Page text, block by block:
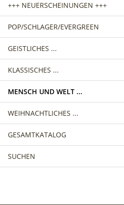
+++ NEUERSCHEINUNGEN +++
POP/SCHLAGER/EVERGREEN
GEMISCHTER CHOR
FRAUENCHOR
MÄNNERCHOR
GEISTLICHES ...
GEMISCHTER CHOR
FRAUENCHOR
MÄNNERCHOR
KLASSISCHES ...
GEMISCHTER CHOR
FRAUENCHOR
MÄNNERCHOR
MENSCH UND WELT ...
GEMISCHTER CHOR
FRAUENCHOR
MÄNNERCHOR
WEIHNACHTLICHES ...
GEMISCHTER CHOR
FRAUENCHOR
GESAMTKATALOG
SUCHEN